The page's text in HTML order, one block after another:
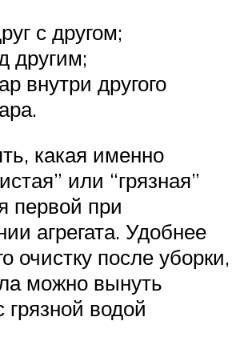
с другом;
другим;
внутри другого
какая именно
или “грязная”
первой при
агрегата. Удобнее
очистку после уборки,
можно вынуть
грязной водой